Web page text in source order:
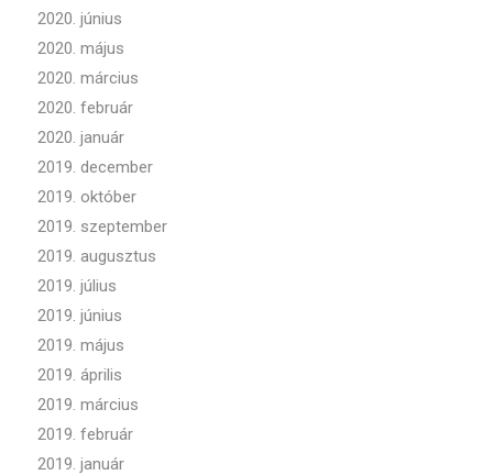
2020. június
2020. május
2020. március
2020. február
2020. január
2019. december
2019. október
2019. szeptember
2019. augusztus
2019. július
2019. június
2019. május
2019. április
2019. március
2019. február
2019. január